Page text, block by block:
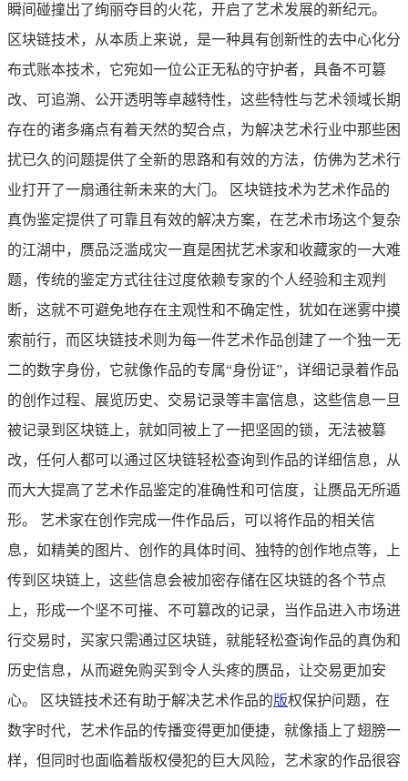
瞬间碰撞出了绚丽夺目的火花，开启了艺术发展的新纪元。
区块链技术，从本质上来说，是一种具有创新性的去中心化分
布式账本技术，它宛如一位公正无私的守护者，具备不可篡
改、可追溯、公开透明等卓越特性，这些特性与艺术领域长期
存在的诸多痛点有着天然的契合点，为解决艺术行业中那些困
扰已久的问题提供了全新的思路和有效的方法，仿佛为艺术行
业打开了一扇通往新未来的大门。 区块链技术为艺术作品的
真伪鉴定提供了可靠且有效的解决方案，在艺术市场这个复杂
的江湖中，赝品泛滥成灾一直是困扰艺术家和收藏家的一大难
题，传统的鉴定方式往往过度依赖专家的个人经验和主观判
断，这就不可避免地存在主观性和不确定性，犹如在迷雾中摸
索前行，而区块链技术则为每一件艺术作品创建了一个独一无
二的数字身份，它就像作品的专属“身份证”，详细记录着作品
的创作过程、展览历史、交易记录等丰富信息，这些信息一旦
被记录到区块链上，就如同被上了一把坚固的锁，无法被篡
改，任何人都可以通过区块链轻松查询到作品的详细信息，从
而大大提高了艺术作品鉴定的准确性和可信度，让赝品无所遁
形。 艺术家在创作完成一件作品后，可以将作品的相关信
息，如精美的图片、创作的具体时间、独特的创作地点等，上
传到区块链上，这些信息会被加密存储在区块链的各个节点
上，形成一个坚不可摧、不可篡改的记录，当作品进入市场进
行交易时，买家只需通过区块链，就能轻松查询作品的真伪和
历史信息，从而避免购买到令人头疼的赝品，让交易更加安
心。 区块链技术还有助于解决艺术作品的版权保护问题，在
数字时代，艺术作品的传播变得更加便捷，就像插上了翅膀一
样，但同时也面临着版权侵犯的巨大风险，艺术家的作品很容